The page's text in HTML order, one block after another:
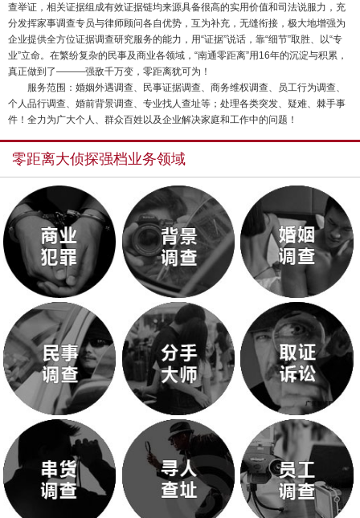
查举证，相关证据组成有效证据链均来源具备很高的实用价值和司法说服力，充
分发挥家事调查专员与律师顾问各自优势，互为补充，无缝衔接，极大地增强为
企业提供全方位证据调查研究服务的能力，用“证据”说话，靠“细节”取胜、以“专
业”立命。在繁纷复杂的民事及商业各领域，“南通零距离”用16年的沉淀与积累，
真正做到了———强敌千万变，零距离犹可为！
服务范围：婚姻外遇调查、民事证据调查、商务维权调查、员工行为调查、
个人品行调查、婚前背景调查、专业找人查址等；处理各类突发、疑难、棘手事
件！全力为广大个人、群众百姓以及企业解决家庭和工作中的问题！
零距离大侦探强档业务领域